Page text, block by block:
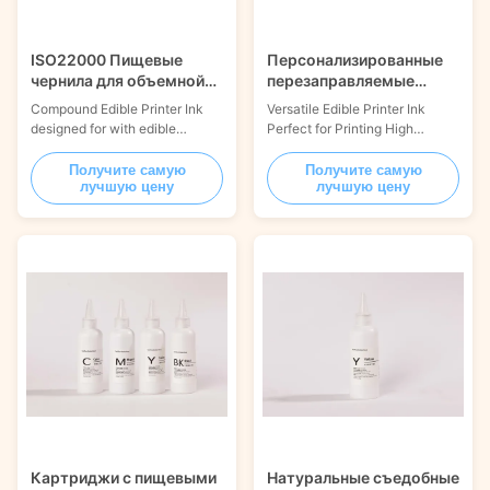
ISO22000 Пищевые
чернила для объемной
печати, нетоксичные,
500 г
Compound Edible Printer Ink
designed for with edible
printing machines 500g
Engineered for high-demand
operations, this bulk compound
consumable guarantees
Получите самую
лучшую цену
Персонализированные
перезаправляемые
картриджи с пищевыми
чернилами для
украшения тортов.
Экологичные.
Versatile Edible Printer Ink
Perfect for Printing High
Resolution Images on Various
Edible Materials and Cake
Decorations Product Overview:
Elevate your culinary creations
Получите самую
лучшую цену
Картриджи с пищевыми
Натуральные съедобные